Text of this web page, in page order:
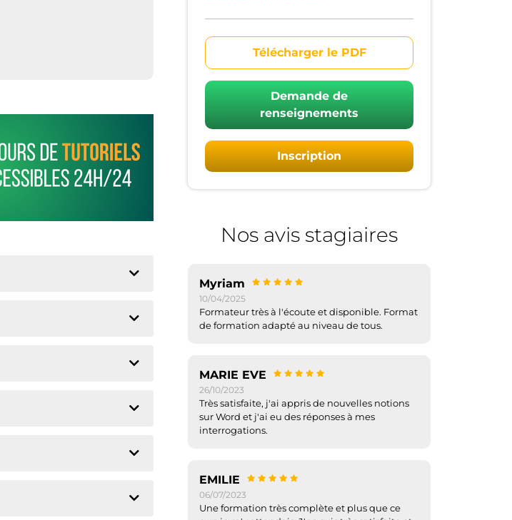
Télécharger le PDF
Demande de
renseignements
Inscription
Nos avis stagiaires
Myriam
10/04/2025
Formateur très à l'écoute et disponible. Format
de formation adapté au niveau de tous.
MARIE EVE
26/10/2023
Très satisfaite, j'ai appris de nouvelles notions
sur Word et j'ai eu des réponses à mes
interrogations.
EMILIE
06/07/2023
Une formation très complète et plus que ce